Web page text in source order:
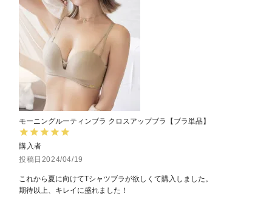
モーニングルーティンブラ クロスアップブラ【ブラ単品】
購入者
投稿日 2024/04/19
これから夏に向けてTシャツブラが欲しくて購入しました。
期待以上、キレイに盛れました！